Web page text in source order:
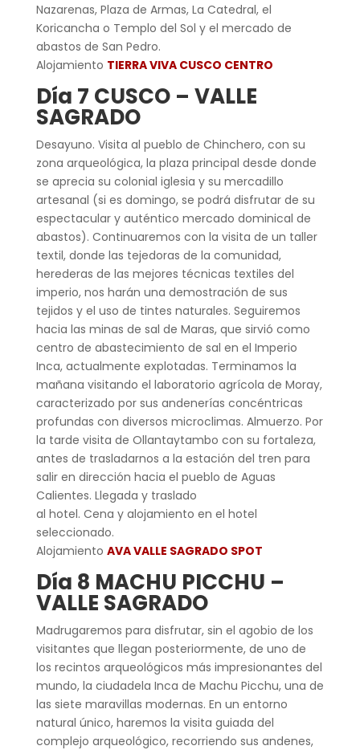
Nazarenas, Plaza de Armas, La Catedral, el
Koricancha o Templo del Sol y el mercado de
abastos de San Pedro.
Alojamiento TIERRA VIVA CUSCO CENTRO
Día 7 CUSCO – VALLE
SAGRADO
Desayuno. Visita al pueblo de Chinchero, con su
zona arqueológica, la plaza principal desde donde
se aprecia su colonial iglesia y su mercadillo
artesanal (si es domingo, se podrá disfrutar de su
espectacular y auténtico mercado dominical de
abastos). Continuaremos con la visita de un taller
textil, donde las tejedoras de la comunidad,
herederas de las mejores técnicas textiles del
imperio, nos harán una demostración de sus
tejidos y el uso de tintes naturales. Seguiremos
hacia las minas de sal de Maras, que sirvió como
centro de abastecimiento de sal en el Imperio
Inca, actualmente explotadas. Terminamos la
mañana visitando el laboratorio agrícola de Moray,
caracterizado por sus andenerías concéntricas
profundas con diversos microclimas. Almuerzo. Por
la tarde visita de Ollantaytambo con su fortaleza,
antes de trasladarnos a la estación del tren para
salir en dirección hacia el pueblo de Aguas
Calientes. Llegada y traslado
al hotel. Cena y alojamiento en el hotel
seleccionado.
Alojamiento AVA VALLE SAGRADO SPOT
Día 8 MACHU PICCHU –
VALLE SAGRADO
Madrugaremos para disfrutar, sin el agobio de los
visitantes que llegan posteriormente, de uno de
los recintos arqueológicos más impresionantes del
mundo, la ciudadela Inca de Machu Picchu, una de
las siete maravillas modernas. En un entorno
natural único, haremos la visita guiada del
complejo arqueológico, recorriendo sus andenes,